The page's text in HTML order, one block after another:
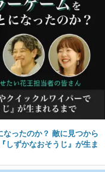
ったのか？ 敵に見つから
しずかなおそうじ』が生ま